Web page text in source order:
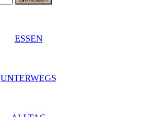
ESSEN
UNTERWEGS